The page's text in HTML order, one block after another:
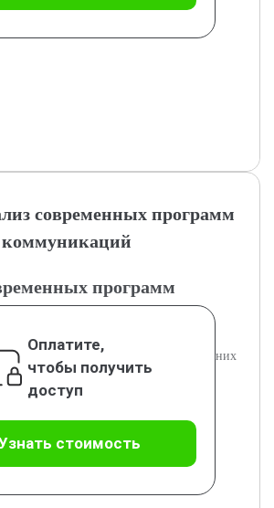
современных программ
коммуникаций
программ
современных программ внутренних
Оплатите,
чтобы получить
доступ
стоимость